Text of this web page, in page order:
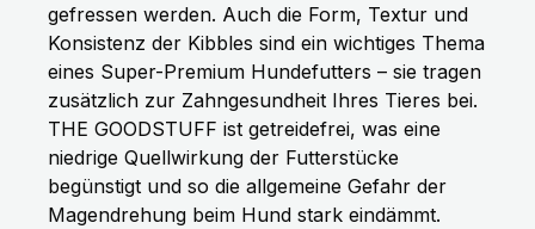
gefressen werden. Auch die Form, Textur und
Konsistenz der Kibbles sind ein wichtiges Thema
eines Super-Premium Hundefutters – sie tragen
zusätzlich zur Zahngesundheit Ihres Tieres bei.
THE GOODSTUFF ist getreidefrei, was eine
niedrige Quellwirkung der Futterstücke
begünstigt und so die allgemeine Gefahr der
Magendrehung beim Hund stark eindämmt.